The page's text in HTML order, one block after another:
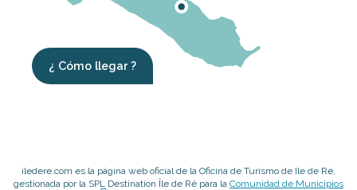
¿ Cómo llegar ?
iledere.com es la página web oficial de la Oficina de Turismo de Ile de Ré,
gestionada por la SPL Destination Île de Ré para la Comunidad de Municipios